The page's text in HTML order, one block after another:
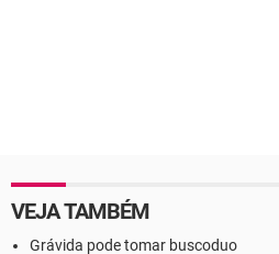
VEJA TAMBÉM
Grávida pode tomar buscoduo